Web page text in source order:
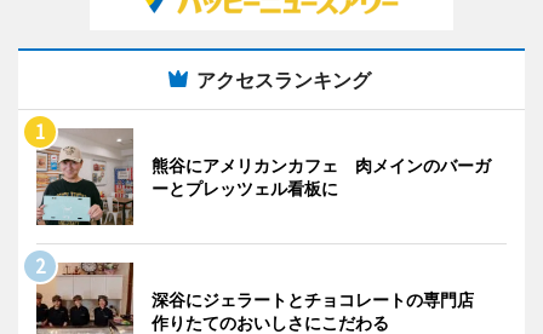
アクセスランキング
熊谷にアメリカンカフェ 肉メインのバーガ
ーとプレッツェル看板に
深谷にジェラートとチョコレートの専門店
作りたてのおいしさにこだわる